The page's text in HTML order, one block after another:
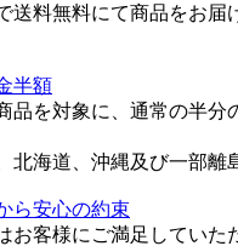
送料無料にて商品をお届
半額
品を対象に、通常の半分
北海道、沖縄及び一部離
ら安心の約束
お客様にご満足していた